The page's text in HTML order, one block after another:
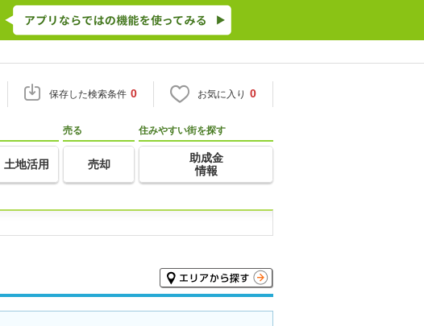
保存した検索条件 0 お気に入り 0
土地活用
売る
売却
住みやすい街を探す
助成金
情報